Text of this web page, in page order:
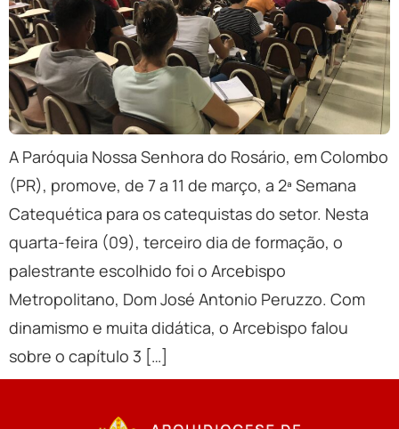
A Paróquia Nossa Senhora do Rosário, em Colombo
(PR), promove, de 7 a 11 de março, a 2ª Semana
Catequética para os catequistas do setor. Nesta
quarta-feira (09), terceiro dia de formação, o
palestrante escolhido foi o Arcebispo
Metropolitano, Dom José Antonio Peruzzo. Com
dinamismo e muita didática, o Arcebispo falou
sobre o capítulo 3 […]